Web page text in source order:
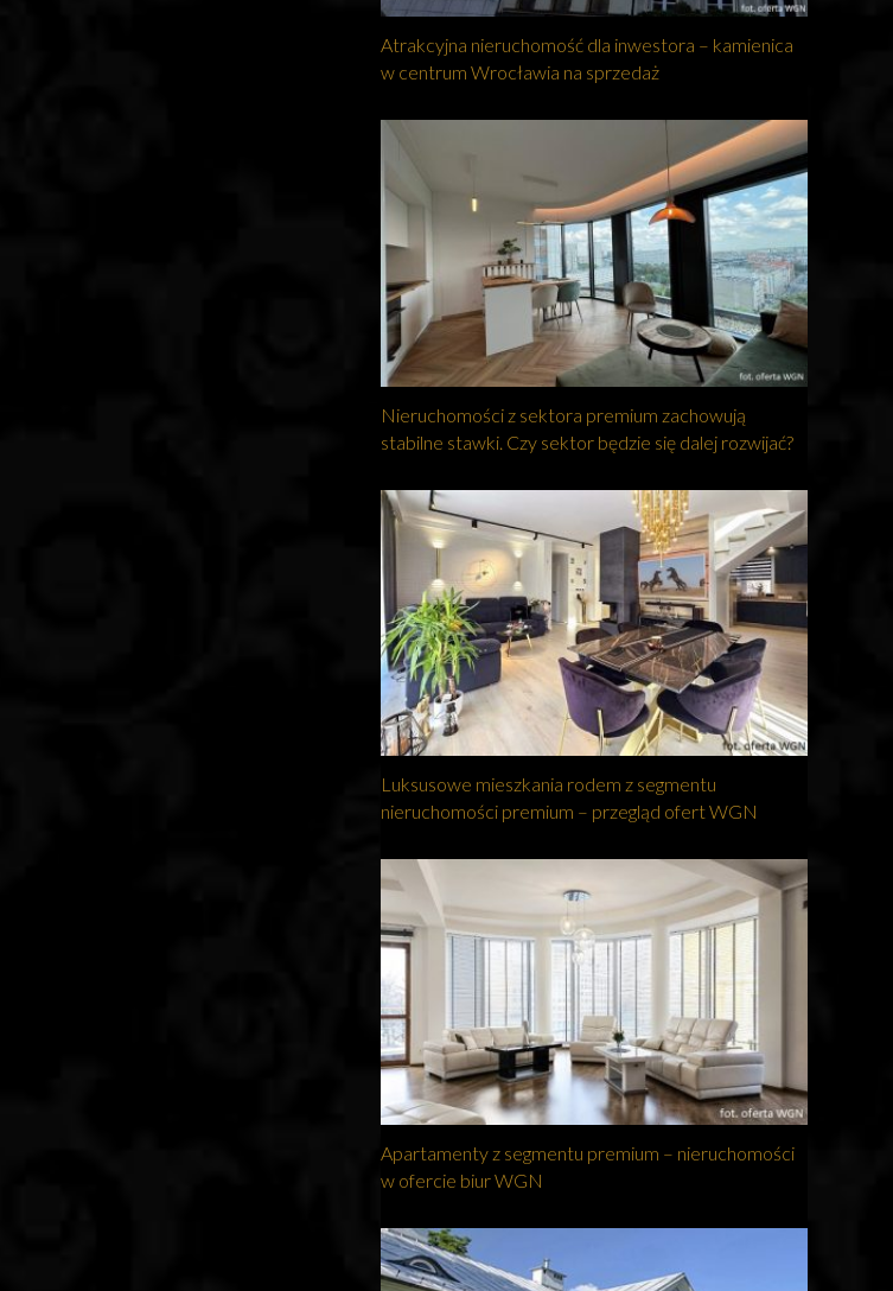
Atrakcyjna nieruchomość dla inwestora – kamienica
w centrum Wrocławia na sprzedaż
Nieruchomości z sektora premium zachowują
stabilne stawki. Czy sektor będzie się dalej rozwijać?
Luksusowe mieszkania rodem z segmentu
nieruchomości premium – przegląd ofert WGN
Apartamenty z segmentu premium – nieruchomości
w ofercie biur WGN